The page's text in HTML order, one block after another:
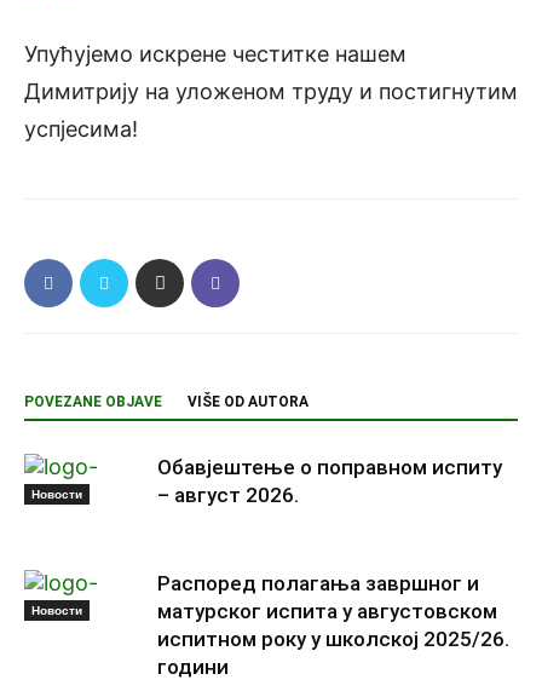
Упућујемо искрене честитке нашем
Димитрију на уложеном труду и постигнутим
успјесима!
POVEZANE OBJAVE VIŠE OD AUTORA
Новости
Обавјештење о поправном испиту
– август 2026.
Новости
Распоред полагања завршног и
матурског испита у августовском
испитном року у школској 2025/26.
години